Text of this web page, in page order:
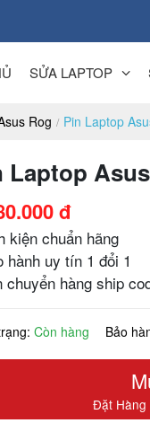
SỬA LAPTOP
Rog Pin Laptop
Laptop
đ
kiện chuẩn hãng
hành uy tín 1 đổi 1
chuyển hàng ship
Còn hàng Bảo
Đặt Hàng